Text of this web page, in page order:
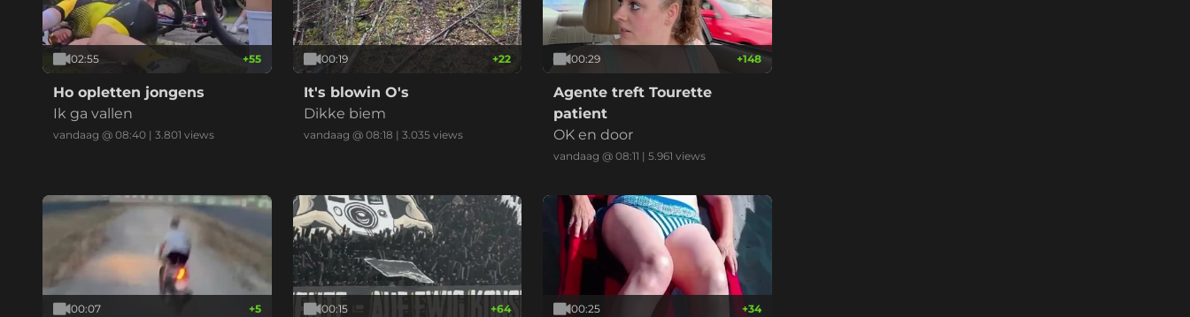
02:55 +55
Ho opletten jongens
Ik ga vallen
vandaag @ 08:40 | 3.801 views
00:19 +22
It's blowin O's
Dikke biem
vandaag @ 08:18 | 3.035views
00:29 +148
Agente treft Tourette
patient
OK en door
vandaag @ 08:11 |5.961 views
00:07 +5 00:15 +64 00:25 +34